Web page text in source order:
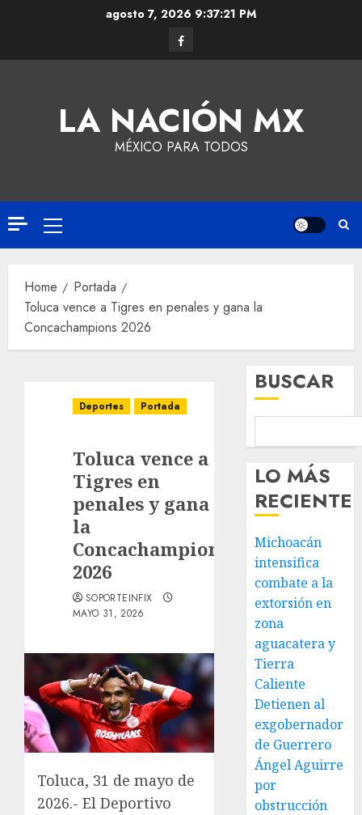
agosto 7, 2026 9:37:21 PM
LA NACIÓN MX
MÉXICO PARA TODOS
Home
Portada
Toluca vence a Tigres en penales y gana la
Concachampions 2026
Deportes Portada
Toluca vence a
Tigres en
penales y gana
la
Concachampions
2026
SOPORTEINFIX
MAYO 31, 2026
Toluca, 31 de mayo de
2026.- El Deportivo
BUSCAR
LO MÁS
RECIENTE
Michoacán
intensifica
combate a la
extorsión en
zona
aguacatera y
Tierra
Caliente
Detienen al
exgobernador
de Guerrero
Ángel Aguirre
por
obstrucción